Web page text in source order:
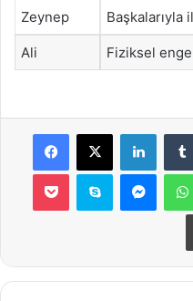
Zeynep
Ali Fiziksel
Facebook
X
Pocket Skype